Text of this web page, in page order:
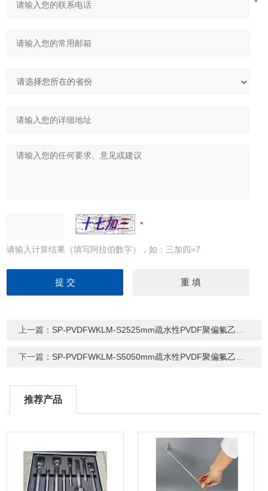
请输入计算结果（填写阿拉伯数字），如：三加四=7
上一篇： SP-PVDFWKLM-S2525mm疏水性PVDF聚偏氟乙烯滤膜
下一篇： SP-PVDFWKLM-S5050mm疏水性PVDF聚偏氟乙烯滤膜
推荐产品